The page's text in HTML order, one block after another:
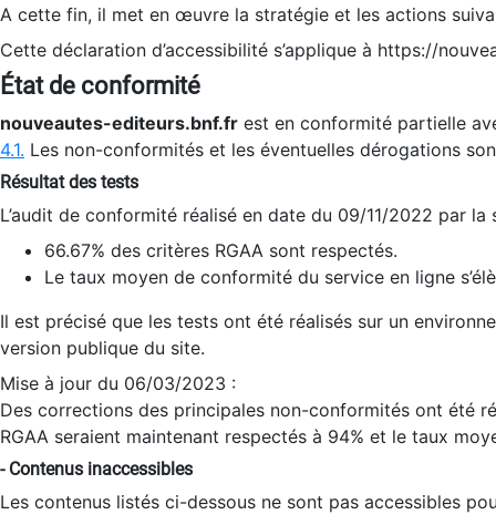
A cette fin, il met en œuvre la stratégie et les actions
Cette déclaration d’accessibilité s’applique à https://
État de conformité
nouveautes-editeurs.bnf.fr est en conformité partielle
4.1. Les non-conformités et les éventuelles dérogations
Résultat des tests
L’audit de conformité réalisé en date du 09/11/2022 par
66.67% des critères RGAA sont respectés.
Le taux moyen de conformité du service en ligne
Il est précisé que les tests ont été réalisés sur un
version publique du site.
Mise à jour du 06/03/2023 :
Des corrections des principales non-conformités ont été
RGAA seraient maintenant respectés à 94% et le taux
- Contenus inaccessibles
Les contenus listés ci-dessous ne sont pas accessibles